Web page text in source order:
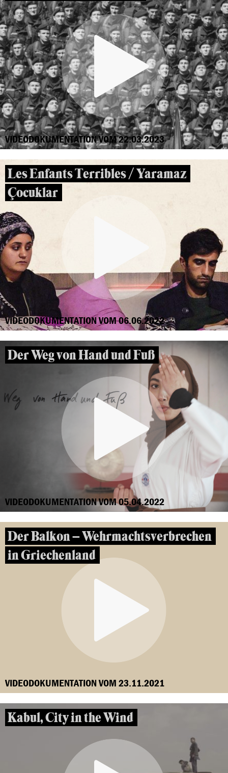
VIDEODOKUMENTATION VOM 22.03.2023
Les Enfants Terribles / Yaramaz
Çocuklar
VIDEODOKUMENTATION VOM 06.06.2022
Der Weg von Hand und Fuß
VIDEODOKUMENTATION VOM 05.04.2022
Der Balkon – Wehrmachtsverbrechen
in Griechenland
VIDEODOKUMENTATION VOM 23.11.2021
Kabul, City in the Wind